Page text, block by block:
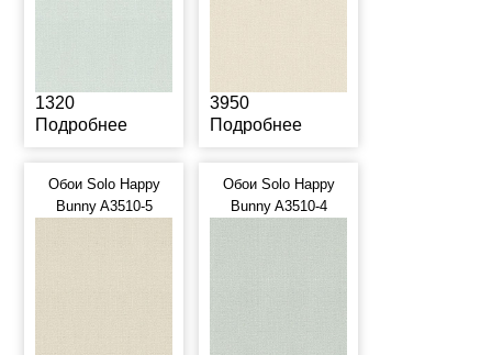
1320
Подробнее
3950
Подробнее
Обои Solo Happy
Bunny A3510-5
Обои Solo Happy
Bunny A3510-4